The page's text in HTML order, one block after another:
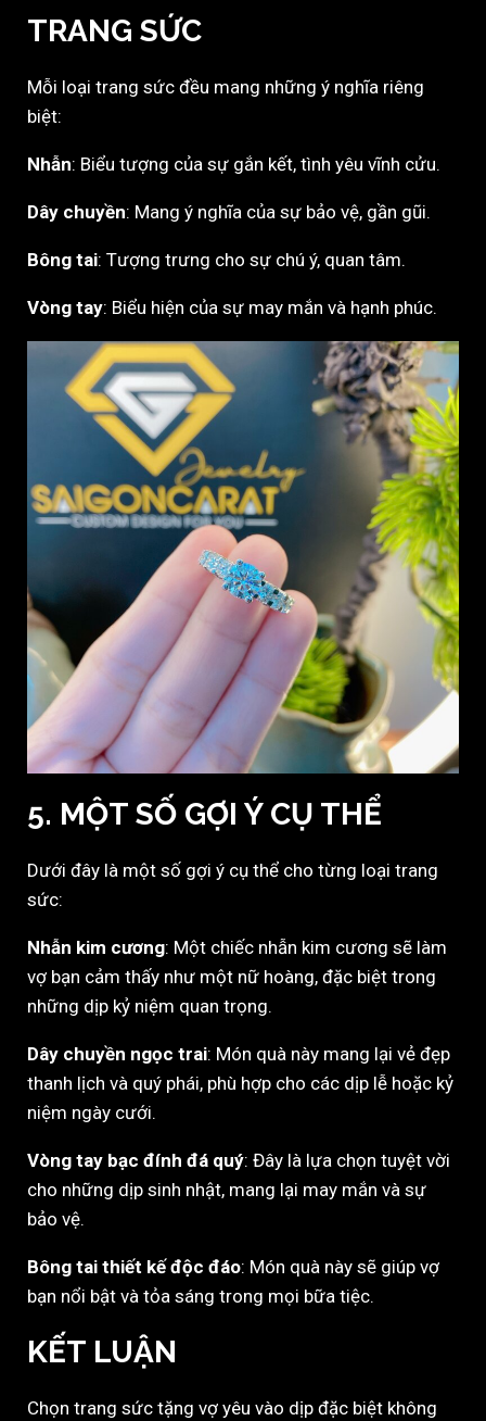
TRANG SỨC
Mỗi loại trang sức đều mang những ý nghĩa riêng
biệt:
Nhẫn: Biểu tượng của sự gắn kết, tình yêu vĩnh cửu.
Dây chuyền: Mang ý nghĩa của sự bảo vệ, gần gũi.
Bông tai: Tượng trưng cho sự chú ý, quan tâm.
Vòng tay: Biểu hiện của sự may mắn và hạnh phúc.
5. MỘT SỐ GỢI Ý CỤ THỂ
Dưới đây là một số gợi ý cụ thể cho từng loại trang
sức:
Nhẫn kim cương: Một chiếc nhẫn kim cương sẽ làm
vợ bạn cảm thấy như một nữ hoàng, đặc biệt trong
những dịp kỷ niệm quan trọng.
Dây chuyền ngọc trai: Món quà này mang lại vẻ đẹp
thanh lịch và quý phái, phù hợp cho các dịp lễ hoặc kỷ
niệm ngày cưới.
Vòng tay bạc đính đá quý: Đây là lựa chọn tuyệt vời
cho những dịp sinh nhật, mang lại may mắn và sự
bảo vệ.
Bông tai thiết kế độc đáo: Món quà này sẽ giúp vợ
bạn nổi bật và tỏa sáng trong mọi bữa tiệc.
KẾT LUẬN
Chọn trang sức tặng vợ yêu vào dịp đặc biệt không